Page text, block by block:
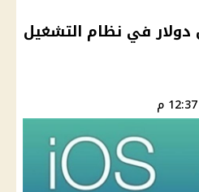
في نظام التشغيل